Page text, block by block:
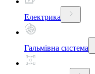
Електрика
Гальмівна система